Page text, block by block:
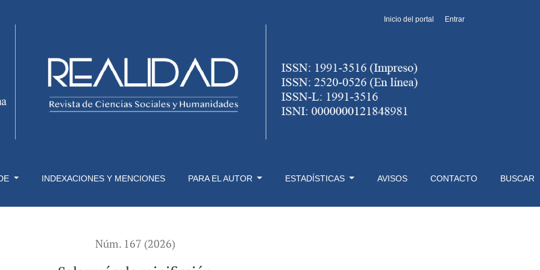
INDEXACIONES Y MENCIONES PARA EL AUTOR ESTADÍSTICAS AVISOS CONTACTO BUSCAR
Inicio del portal Entrar
Núm. 167 (2026)